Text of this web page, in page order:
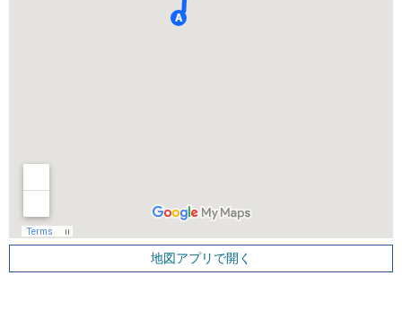
地図アプリで開く